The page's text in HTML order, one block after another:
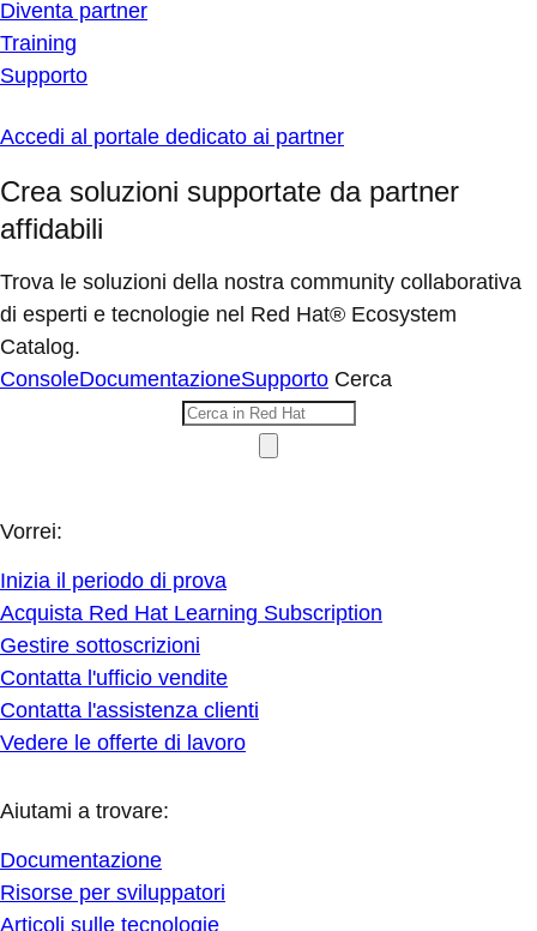
Diventa partner
Training
Supporto
Accedi al portale dedicato ai partner
Crea soluzioni supportate da partner
affidabili
Trova le soluzioni della nostra community collaborativa
di esperti e tecnologie nel Red Hat® Ecosystem
Catalog.
ConsoleDocumentazioneSupporto Cerca
Vorrei:
Inizia il periodo di prova
Acquista Red Hat Learning Subscription
Gestire sottoscrizioni
Contatta l'ufficio vendite
Contatta l'assistenza clienti
Vedere le offerte di lavoro
Aiutami a trovare:
Documentazione
Risorse per sviluppatori
Articoli sulle tecnologie